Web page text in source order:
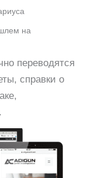
на
переводятся
справки о